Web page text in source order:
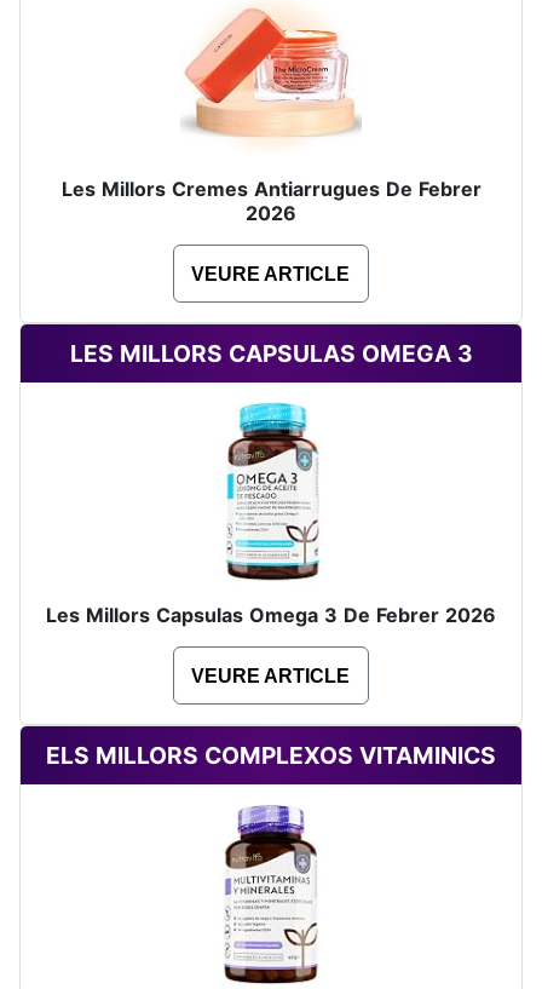
Les Millors Cremes Antiarrugues De Febrer
2026
VEURE ARTICLE
LES MILLORS CAPSULAS OMEGA 3
Les Millors Capsulas Omega 3 De Febrer 2026
VEURE ARTICLE
ELS MILLORS COMPLEXOS VITAMINICS